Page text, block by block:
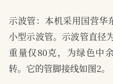
示波管：本机采用国营华
小型示波管。示波管直径
重量仅80克，为绿色中
转。它的管脚接线如图2。